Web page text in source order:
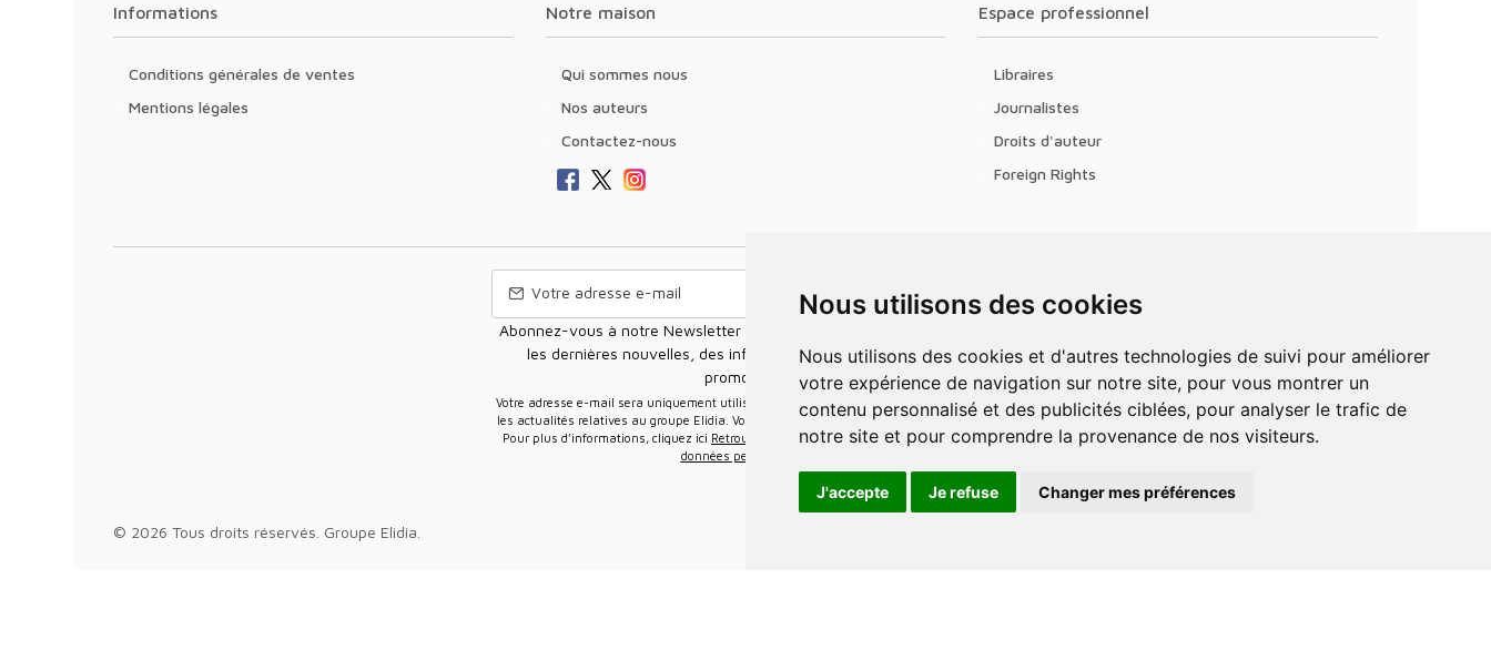
Nous utilisons des cookies
Nous utilisons des cookies et d'autres technologies de suivi pour améliorer
votre expérience de navigation sur notre site, pour vous montrer un
contenu personnalisé et des publicités ciblées, pour analyser le trafic de
notre site et pour comprendre la provenance de nos visiteurs.
J'accepte Je refuse Changer mes préférences
Informations
Conditions générales de ventes
Mentions légales
Notre maison
Qui sommes nous
Nos auteurs
Contactez-nous
Espace professionnel
Libraires
Journalistes
Droits d'auteur
Foreign Rights
Abonnez-vous à notre Newsletter pour recevoir nos nouvelles offres,
les dernières nouvelles, des informations sur les ventes et les
promotions.
Votre adresse e-mail sera uniquement utilisée pour vous envoyer des informations sur
les actualités relatives au groupe Elidia. Vous pouvez vous désinscrire à tout moment.
Pour plus d’informations, cliquez ici Retrouvez ici notre politique de protection de vos
données personnelles
© 2026 Tous droits réservés. Groupe Elidia